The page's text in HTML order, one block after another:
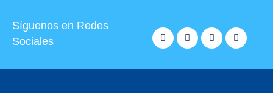
Síguenos en Redes
Sociales